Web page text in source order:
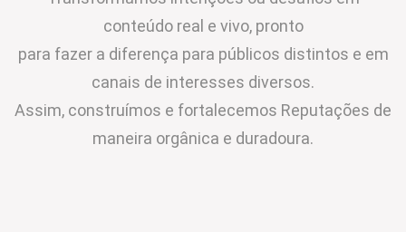
conteúdo real e vivo, pronto
para fazer a diferença para públicos distintos e em
canais de interesses diversos.
Assim, construímos e fortalecemos Reputações de
maneira orgânica e duradoura.